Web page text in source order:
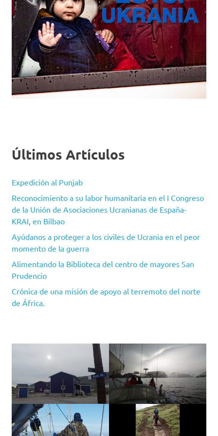
Últimos Artículos
Expedición al Punjab
Reconocimiento a su labor humanitaria en el I Congreso
de la Unión de Asociaciones Ucranianas de España-
KRAI, en Bilbao
Ayúdanos a proteger a los civiles de Ucrania en el peor
momento de la guerra
Alimentando la Biblioteca del centro de mayores San
Prudencio
Crónica de una misión de apoyo al terremoto del norte
de África.